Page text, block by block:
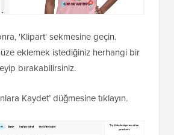
'Klipart' sekmesine geçin.
eklemek istediğiniz herhangi bir
bırakabilirsiniz.
Kaydet’ düğmesine tıklayın.